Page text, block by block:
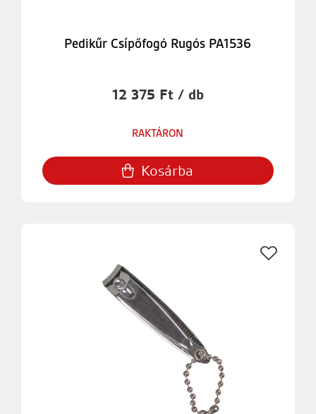
Pedikűr Csípőfogó Rugós PA1536
12 375 Ft / db
RAKTÁRON
Kosárba